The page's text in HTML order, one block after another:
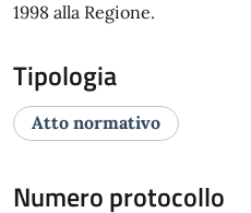
1998 alla Regione.
Tipologia
Atto normativo
Numero protocollo